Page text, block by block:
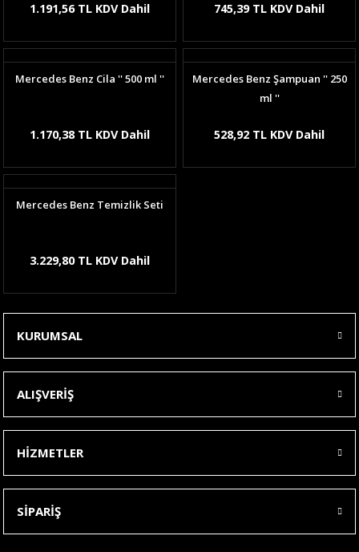
1.191,56 TL KDV Dahil 745,39 TL KDV Dahil
Mercedes Benz Cila '' 500 ml ''
1.170,38 TL KDV Dahil
Mercedes Benz Şampuan '' 250
ml ''
528,92 TL KDV Dahil
Mercedes Benz Temizlik Seti
3.229,80 TL KDV Dahil
KURUMSAL
ALIŞVERİŞ
HİZMETLER
SİPARİŞ